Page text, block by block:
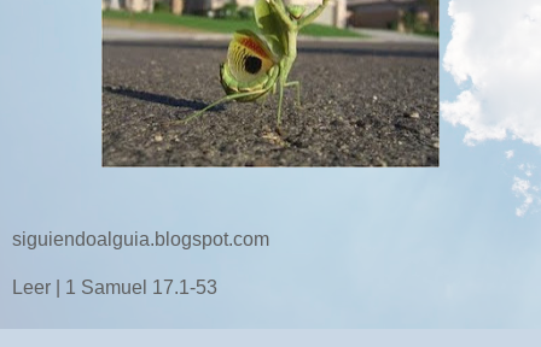
siguiendoalguia.blogspot.com
Leer | 1 Samuel 17.1-53